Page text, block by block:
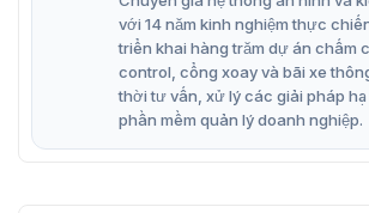
Giám sát thông minh: Tripwire, đột
nhanh (ba chức năng hỗ trợ phân
chính xác xe và người), vật thể bị bỏ
tích, phát hiện lang thang, tụ tập
xe, bản đồ nhiệt và phát hiện khuôn
với 14 năm kinh nghiệm thực
triển khai hàng trăm dự án chấm
control, cổng xoay và bãi xe
thời tư vấn, xử lý các giải pháp hạ
phần mềm quản lý doanh nghiệp.